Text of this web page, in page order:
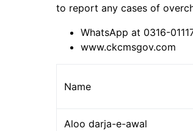
to report any cases of
WhatsApp at 0316-
www.ckcmsgov.com
Name
Aloo darja-e-awal